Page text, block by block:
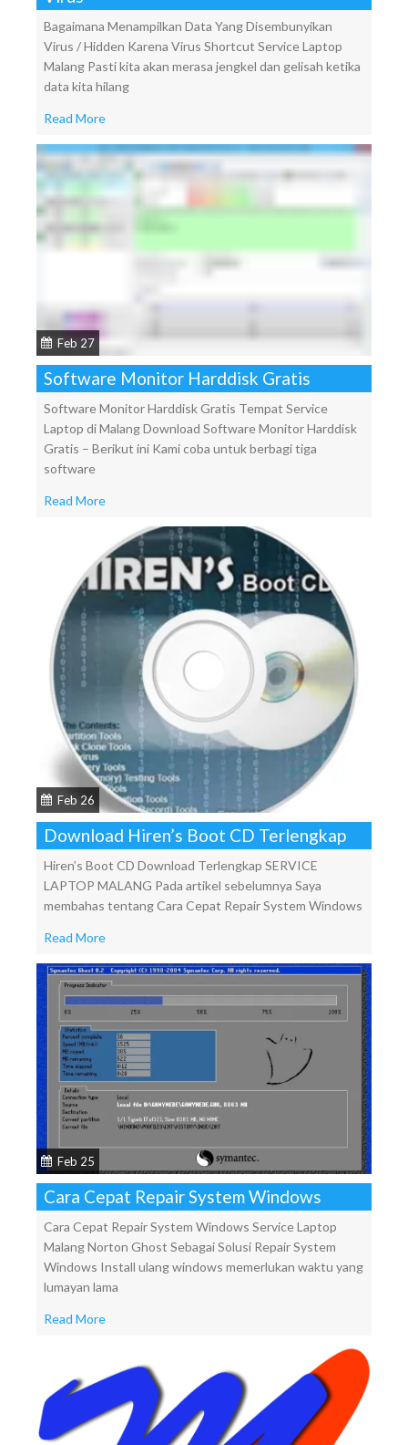
Bagaimana Menampilkan Data Yang Disembunyikan
Virus / Hidden Karena Virus Shortcut Service Laptop
Malang Pasti kita akan merasa jengkel dan gelisah ketika
data kita hilang
Read More
Feb 27
Software Monitor Harddisk Gratis
Software Monitor Harddisk Gratis Tempat Service
Laptop di Malang Download Software Monitor Harddisk
Gratis – Berikut ini Kami coba untuk berbagi tiga
software
Read More
Feb 26
Download Hiren’s Boot CD Terlengkap
Hiren’s Boot CD Download Terlengkap SERVICE
LAPTOP MALANG Pada artikel sebelumnya Saya
membahas tentang Cara Cepat Repair System Windows
Read More
Feb 25
Cara Cepat Repair System Windows
Cara Cepat Repair System Windows Service Laptop
Malang Norton Ghost Sebagai Solusi Repair System
Windows Install ulang windows memerlukan waktu yang
lumayan lama
Read More